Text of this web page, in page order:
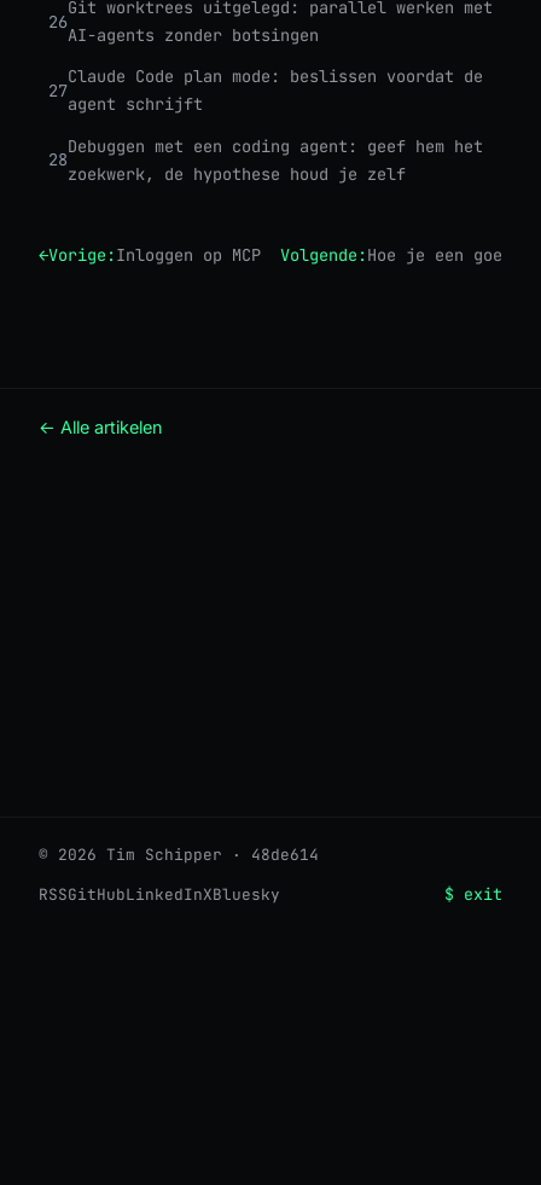
26
Git worktrees uitgelegd: parallel werken met
AI-agents zonder botsingen
27
Claude Code plan mode: beslissen voordat de
agent schrijft
28
Debuggen met een coding agent: geef hem het
zoekwerk, de hypothese houd je zelf
←Vorige:Inloggen op MCP-servers vanuit je shell
Volgende:Hoe je een
← Alle artikelen
© 2026 Tim Schipper · 48de614
RSSGitHubLinkedInXBluesky $ exit